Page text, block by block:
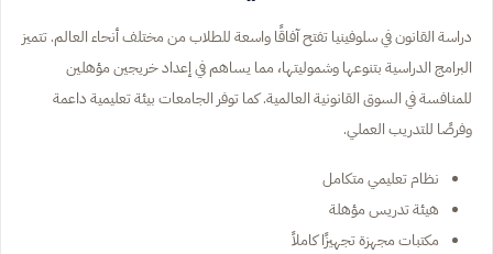
دراسة القانون في سلوفينيا تفتح آفاقًا واسعة للطلاب من مختلف أنحاء العالم. تتميز
البرامج الدراسية بتنوعها وشموليتها، مما يساهم في إعداد خريجين مؤهلين
للمنافسة في السوق القانونية العالمية. كما توفر الجامعات بيئة تعليمية داعمة
وفرصًا للتدريب العملي.
نظام تعليمي متكامل
هيئة تدريس مؤهلة
مكتبات مجهزة تجهيزًا كاملاً